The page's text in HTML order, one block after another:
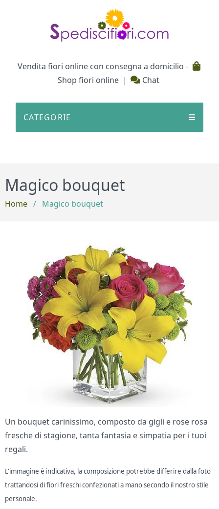
Vendita fiori online con consegna a domicilio -
Shop fiori online | Chat
CATEGORIE ☰
Magico bouquet
Home / Magico bouquet
Un bouquet carinissimo, composto da gigli e rose rosa
fresche di stagione, tanta fantasia e simpatia per i tuoi
regali.
L'immagine è indicativa, la composizione potrebbe differire dalla foto
trattandosi di fiori freschi confezionati a mano secondo il nostro stile
personale.